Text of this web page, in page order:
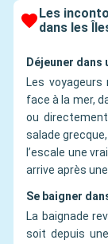
Les
dans les
Déjeuner dans
Les
face à la mer,
ou
salade
l’escale une
arrive après
Se baigner
La baignade
soit depuis